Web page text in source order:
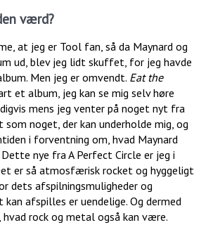
værd?
at jeg er Tool fan, så da Maynard og
ud, blev jeg lidt skuffet, for jeg havde
Men jeg er omvendt. Eat the
et album, jeg kan se mig selv høre
mens jeg venter på noget nyt fra
noget, der kan underholde mig, og
i forventning om, hvad Maynard
nye fra A Perfect Circle er jeg i
er så atmosfærisk rocket og hyggeligt
dets afspilningsmuligheder og
afspilles er uendelige. Og dermed
rock og metal også kan være.